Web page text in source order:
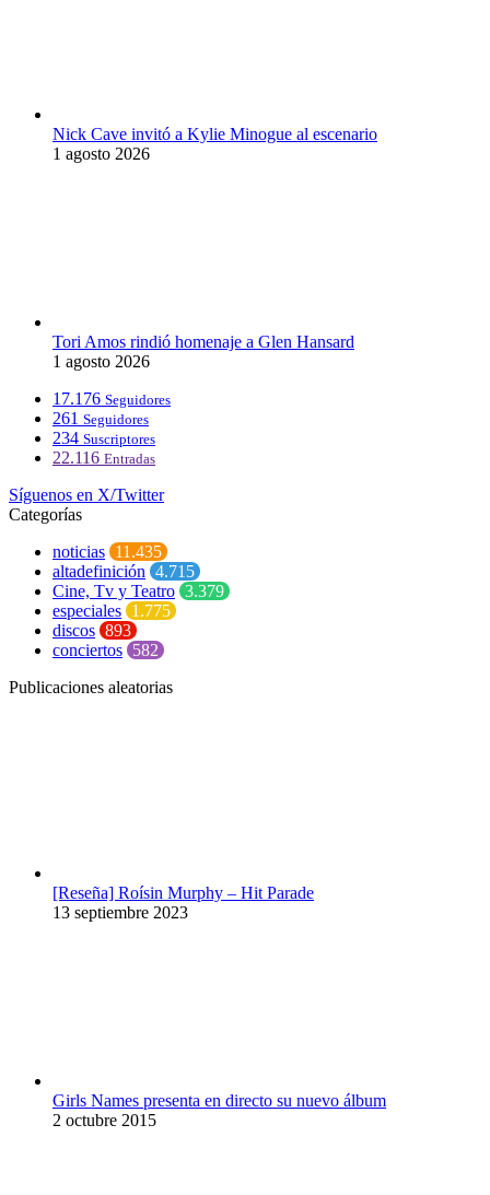
Nick Cave invitó a Kylie Minogue al escenario
1 agosto 2026
Tori Amos rindió homenaje a Glen Hansard
1 agosto 2026
17.176 Seguidores
261 Seguidores
234 Suscriptores
22.116 Entradas
Síguenos en X/Twitter
Categorías
noticias 11.435
altadefinición 4.715
Cine, Tv y Teatro 3.379
especiales 1.775
discos 893
conciertos 582
Publicaciones aleatorias
[Reseña] Roísin Murphy – Hit Parade
13 septiembre 2023
Girls Names presenta en directo su nuevo álbum
2 octubre 2015